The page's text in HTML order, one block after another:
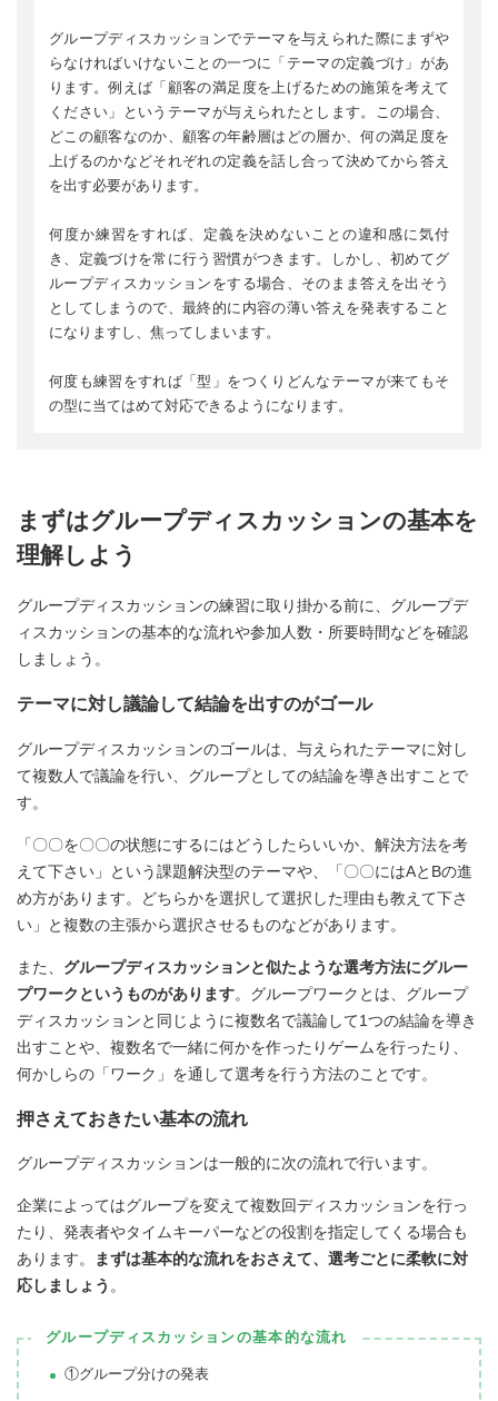
グループディスカッションでテーマを与えられた際にまずや
らなければいけないことの一つに「テーマの定義づけ」があ
ります。例えば「顧客の満足度を上げるための施策を考えて
ください」というテーマが与えられたとします。この場合、
どこの顧客なのか、顧客の年齢層はどの層か、何の満足度を
上げるのかなどそれぞれの定義を話し合って決めてから答え
を出す必要があります。
何度か練習をすれば、定義を決めないことの違和感に気付
き、定義づけを常に行う習慣がつきます。しかし、初めてグ
ループディスカッションをする場合、そのまま答えを出そう
としてしまうので、最終的に内容の薄い答えを発表すること
になりますし、焦ってしまいます。
何度も練習をすれば「型」をつくりどんなテーマが来てもそ
の型に当てはめて対応できるようになります。
まずはグループディスカッションの基本を
理解しよう
グループディスカッションの練習に取り掛かる前に、グループデ
ィスカッションの基本的な流れや参加人数・所要時間などを確認
しましょう。
テーマに対し議論して結論を出すのがゴール
グループディスカッションのゴールは、与えられたテーマに対し
て複数人で議論を行い、グループとしての結論を導き出すことで
す。
「〇〇を〇〇の状態にするにはどうしたらいいか、解決方法を考
えて下さい」という課題解決型のテーマや、「〇〇にはAとBの進
め方があります。どちらかを選択して選択した理由も教えて下さ
い」と複数の主張から選択させるものなどがあります。
また、 グループディスカッションと似たような選考方法にグルー
プワークというものがあります。グループワークとは、グループ
ディスカッションと同じように複数名で議論して1つの結論を導き
出すことや、複数名で一緒に何かを作ったりゲームを行ったり、
何かしらの「ワーク」を通して選考を行う方法のことです。
押さえておきたい基本の流れ
グループディスカッションは一般的に次の流れで行います。
企業によってはグループを変えて複数回ディスカッションを行っ
たり、発表者やタイムキーパーなどの役割を指定してくる場合も
あります。
まずは基本的な流れをおさえて、選考ごとに柔軟に対
応しましょう 。
グループディスカッションの基本的な流れ
①グループ分けの発表